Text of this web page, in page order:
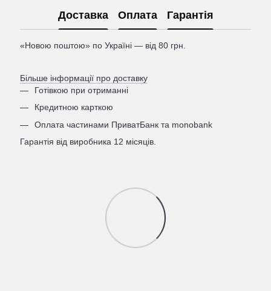
Доставка Оплата Гарантія
«Новою поштою» по Україні — від 80 грн.
Більше інформації про доставку
Готівкою при отриманні
Кредитною карткою
Оплата частинами ПриватБанк та monobank
Гарантія від виробника 12 місяців.